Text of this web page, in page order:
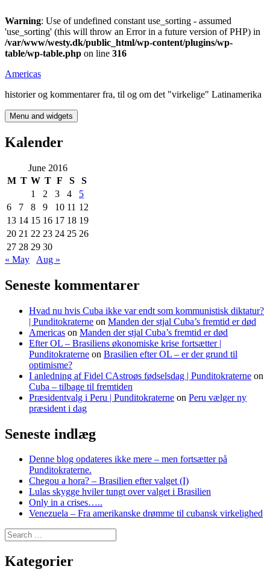
Warning: Use of undefined constant use_sorting - assumed
'use_sorting' (this will throw an Error in a future version of PHP) in
/var/www/westy.dk/public_html/wp-content/plugins/wp-
table/wp-table.php on line 316
Skip
content
Americas
historier og kommentarer fra, til og om det "virkelige" Latinamerika
Menu and widgets
Kalender
June 2016
M T W T F S
S
1
2 3 4
5
6
7 8 9 10 11 12
13 14 15 16 17 18 19
20 21 22 23 24 25 26
27 28 29 30
« May
Aug »
Seneste kommentarer
Hvad nu hvis Cuba ikke var endt som kommunistisk diktatur?
| Punditokraterne on Manden der stjal Cuba’s fremtid er død
Americas on Manden der stjal Cuba’s fremtid er død
Efter OL – Brasiliens økonomiske krise fortsætter |
Punditokraterne on Brasilien efter OL – er der grund til
optimisme?
I anledning af Fidel CAstroøs fødselsdag | Punditokraterne on
Cuba – tilbage til fremtiden
Præsidentvalg i Peru | Punditokraterne on Peru vælger ny
præsident i dag
Seneste indlæg
Denne blog opdateres ikke mere – men fortsætter på
Punditokraterne.
Chegou a hora? – Brasilien efter valget (I)
Lulas skygge hviler tungt over valget i Brasilien
Only in a crises…..
Venezuela – Fra amerikanske drømme til cubansk virkelighed
Search
for:
Kategorier